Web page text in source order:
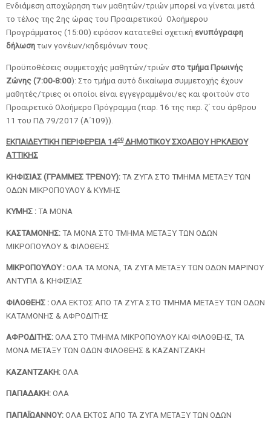
Ενδιάμεση αποχώρηση των μαθητών/τριών μπορεί να γίνεται μετά
το τέλος της 2ης ώρας του Προαιρετικού Ολοήμερου
Προγράμματος (15:00) εφόσον κατατεθεί σχετική ενυπόγραφη
δήλωσητων γονέων/κηδεμόνων τους.
Προϋποθέσεις συμμετοχής μαθητών/τριών στο τμήμα Πρωινής
Ζώνης (7:00-8:00): Στο τμήμα αυτό δικαίωμα συμμετοχής έχουν
μαθητές/τριες οι οποίοι είναι εγγεγραμμένοι/ες και φοιτούν στο
Προαιρετικό Ολοήμερο Πρόγραμμα (παρ. 16 της περ. ζ΄ του άρθρου
11 του ΠΔ 79/2017 (Α΄109)).
ΕΚΠΑΙΔΕΥΤΙΚΗ ΠΕΡΙΦΕΡΕΙΑ 14ουΔΗΜΟΤΙΚΟΥ ΣΧΟΛΕΙΟΥ ΗΡΚΛΕΙΟΥ
ΑΤΤΙΚΗΣ
ΚΗΦΙΣΙΑΣ (ΓΡΑΜΜΕΣ ΤΡΕΝΟΥ):ΤΑ ΖΥΓΑ ΣΤΟ ΤΜΗΜΑ ΜΕΤΑΞΥ ΤΩΝ
ΟΔΩΝ ΜΙΚΡΟΠΟΥΛΟΥ & ΚΥΜΗΣ
ΚΥΜΗΣ :ΤΑ ΜΟΝΑ
ΚΑΣΤΑΜΟΝΗΣ:ΤΑ ΜΟΝΑ ΣΤΟ ΤΜΗΜΑ ΜΕΤΑΞΥ ΤΩΝ ΟΔΩΝ
ΜΙΚΡΟΠΟΥΛΟΥ & ΦΙΛΟΘΕΗΣ
ΜΙΚΡΟΠΟΥΛΟΥ :ΟΛΑ ΤΑ ΜΟΝΑ, ΤΑ ΖΥΓΑ ΜΕΤΑΞΥ ΤΩΝ ΟΔΩΝ ΜΑΡΙΝΟΥ
ΑΝΤΥΠΑ & ΚΗΦΙΣΙΑΣ
ΦΙΛΟΘΕΗΣ :ΟΛΑ ΕΚΤΟΣ ΑΠΟ ΤΑ ΖΥΓΑ ΣΤΟ ΤΜΗΜΑ ΜΕΤΑΞΥ ΤΩΝ ΟΔΩΝ
ΚΑΤΑΜΟΝΗΣ & ΑΦΡΟΔΙΤΗΣ
ΑΦΡΟΔΙΤΗΣ:ΟΛΑ ΣΤΟ ΤΜΗΜΑ ΜΙΚΡΟΠΟΥΛΟΥ ΚΑΙ ΦΙΛΟΘΕΗΣ, ΤΑ
ΜΟΝΑ ΜΕΤΑΞΥ ΤΩΝ ΟΔΩΝ ΦΙΛΟΘΕΗΣ & ΚΑΖΑΝΤΖΑΚΗ
ΚΑΖΑΝΤΖΑΚΗ:ΟΛΑ
ΠΑΠΑΔΑΚΗ:ΟΛΑ
ΠΑΠΑΪΩΑΝΝΟΥ:ΟΛΑ ΕΚΤΟΣ ΑΠΟ ΤΑ ΖΥΓΑ ΜΕΤΑΞΥ ΤΩΝ ΟΔΩΝ